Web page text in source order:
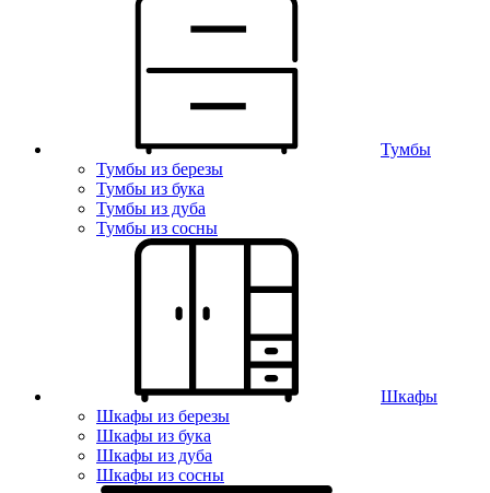
Тумбы
Тумбы из березы
Тумбы из бука
Тумбы из дуба
Тумбы из сосны
Шкафы
Шкафы из березы
Шкафы из бука
Шкафы из дуба
Шкафы из сосны